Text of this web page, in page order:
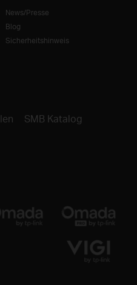
News/Presse
Blog
Sicherheitshinweis
SMB Katalog